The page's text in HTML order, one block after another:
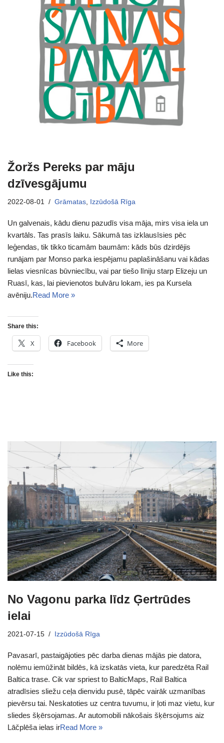
Žoržs Pereks par māju
dzīvesgājumu
2022-08-01 Grāmatas Izzūdošā Rīga
Un galvenais, kādu dienu pazudīs visa māja, mirs visa iela un
kvartāls. Tas prasīs laiku. Sākumā tas izklausīsies pēc
leģendas, tik tikko ticamām baumām: kāds būs dzirdējis
runājam par Monso parka iespējamu paplašināšanu vai kādas
lielas viesnīcas būvniecību, vai par tiešo līniju starp Elizeju un
Ruasī, kas, lai pievienotos bulvāru lokam, ies pa Kursela
avēniju.Read More »
Share this:
X Facebook More
Like this:
No Vagonu parka līdz Ģertrūdes
ielai
2021-07-15 Izzūdošā Rīga
Pavasarī, pastaigājoties pēc darba dienas mājās pie datora,
nolēmu iemūžināt bildēs, kā izskatās vieta, kur paredzēta Rail
Baltica trase. Cik var spriest to BalticMaps, Rail Baltica
atradīsies sliežu ceļa dienvidu pusē, tāpēc vairāk uzmanības
pievērsu tai. Neskatoties uz centra tuvumu, ir ļoti maz vietu, kur
sliedes šķērsojamas. Ar automobili nākošais šķērsojums aiz
Lāčplēša ielas irRead More »